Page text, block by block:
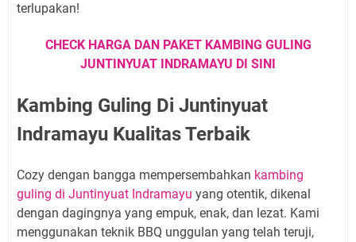
terlupakan!
CHECK HARGA DAN PAKET KAMBING GULING
JUNTINYUAT INDRAMAYU DI SINI
Kambing Guling Di Juntinyuat
Indramayu Kualitas Terbaik
Cozy dengan bangga mempersembahkan kambing
guling di Juntinyuat Indramayu yang otentik, dikenal
dengan dagingnya yang empuk, enak, dan lezat. Kami
menggunakan teknik BBQ unggulan yang telah teruji,